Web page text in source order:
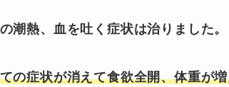
潮熱、血を吐く症状は治りました。
の症状が消えて食欲全開、体重が